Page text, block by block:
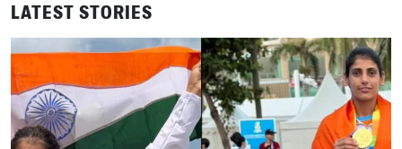
LATEST STORIES